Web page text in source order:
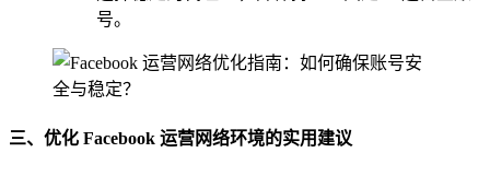
号。
三、优化 Facebook 运营网络环境的实用建议